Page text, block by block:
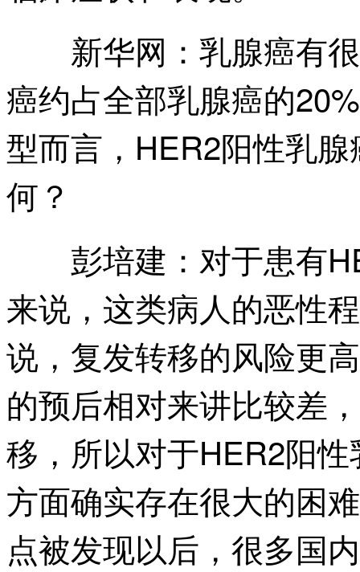
新华网： 乳腺癌有
癌约占全部乳腺癌的
型而言，HER2阳性乳
何？
彭培建： 对于患有
来说，这类病人的恶性
说，复发转移的风险更
的预后相对来讲比较差
移，所以对于HER2阳
方面确实存在很大的困
点被发现以后，很多国